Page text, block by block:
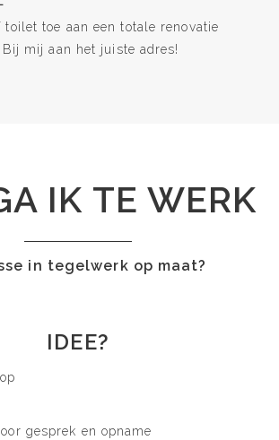
toilet toe aan een totale renovatie
mij aan het juiste adres!
IK TE WERK
in tegelwerk op maat?
IDEE?
gesprek en opname